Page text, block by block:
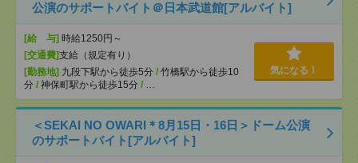
公演のサポートバイト＠日本武道館[アルバイト]
[給 与] 時給1250円～
[交通費]支給（規定有り）
[勤務地] 九段下駅から徒歩5分 / 竹橋駅から徒歩10
分 / 神保町駅から徒歩15分 / …
気になる！
＜SEKAI NO OWARI＊8月15日・16日＞ドーム公演
のサポートバイト[アルバイト]